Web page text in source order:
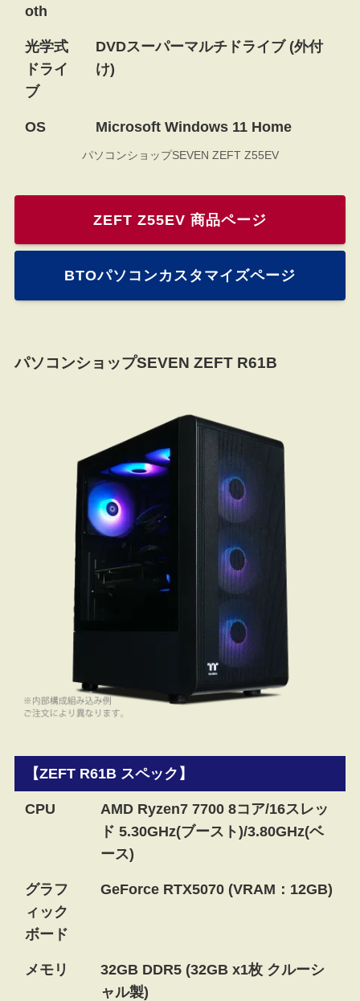
oth
光学式
ドライ
ブ
DVDスーパーマルチドライブ (外付
け)
OS Microsoft Windows 11 Home
パソコンショップSEVEN ZEFT Z55EV
ZEFT Z55EV 商品ページ
BTOパソコンカスタマイズページ
パソコンショップSEVEN ZEFT R61B
【ZEFT R61B スペック】
CPU
AMD Ryzen7 7700 8コア/16スレッ
ド 5.30GHz(ブースト)/3.80GHz(ベ
ース)
グラフ
ィック
ボード
GeForce RTX5070 (VRAM：12GB)
メモリ
32GB DDR5 (32GB x1枚 クルーシ
ャル製)